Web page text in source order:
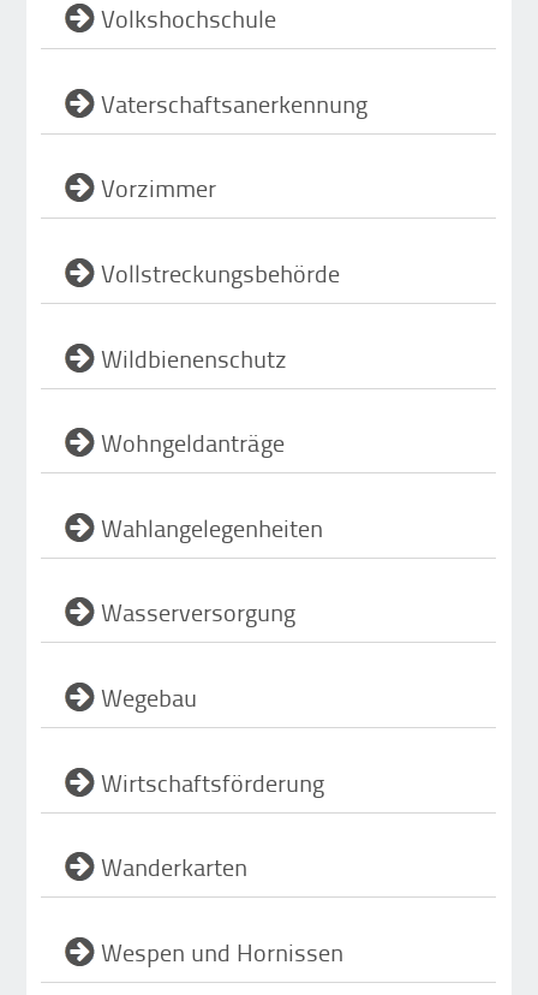
Volkshochschule
Vaterschaftsanerkennung
Vorzimmer
Vollstreckungsbehörde
Wildbienenschutz
Wohngeldanträge
Wahlangelegenheiten
Wasserversorgung
Wegebau
Wirtschaftsförderung
Wanderkarten
Wespen und Hornissen